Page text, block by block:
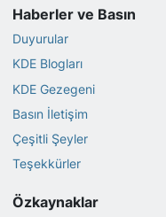
Haberler ve Basın
Duyurular
KDE Blogları
KDE Gezegeni
Basın İletişim
Çeşitli Şeyler
Teşekkürler
Özkaynaklar